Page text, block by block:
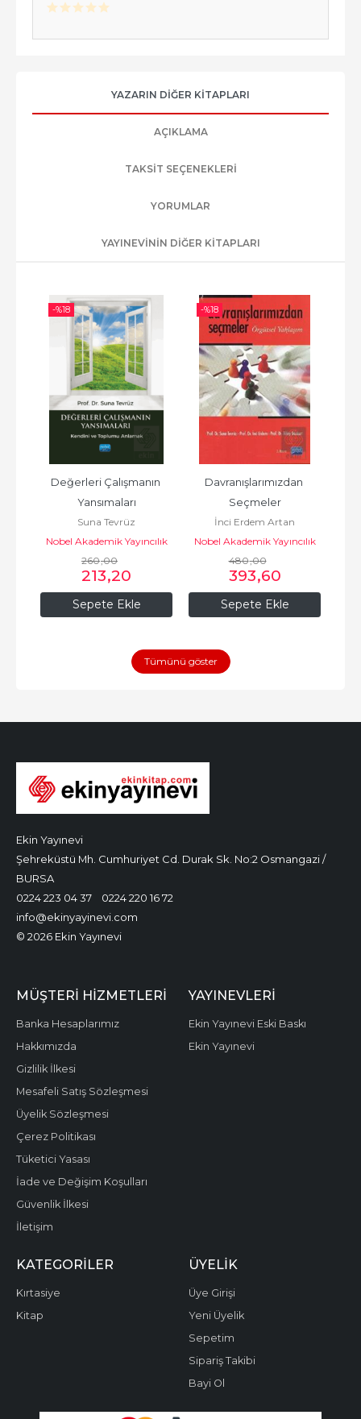
YAZARIN DIĞER KITAPLARI
AÇIKLAMA
TAKSIT SEÇENEKLERI
YORUMLAR
YAYINEVININ DIĞER KITAPLARI
-%18
Sepete Ekle
Değerleri Çalışmanın
Yansımaları
Suna Tevrüz
Nobel Akademik Yayıncılık
260,00
213,20
-%18
Sepete Ekle
Davranışlarımızdan
Seçmeler
İnci Erdem Artan
Nobel Akademik Yayıncılık
480,00
393,60
Tümünü göster
Ekin Yayınevi
Şehreküstü Mh. Cumhuriyet Cd. Durak Sk. No:2 Osmangazi /
BURSA
0224 223 04 37
0224 220 16 72
info@ekinyayinevi.com
© 2026 Ekin Yayınevi
MÜŞTERI HIZMETLERI
Banka Hesaplarımız
Hakkımızda
Gizlilik İlkesi
Mesafeli Satış Sözleşmesi
Üyelik Sözleşmesi
Çerez Politikası
Tüketici Yasası
İade ve Değişim Koşulları
Güvenlik İlkesi
İletişim
YAYINEVLERI
Ekin Yayınevi Eski Baskı
Ekin Yayınevi
KATEGORILER
Kırtasiye
Kitap
ÜYELIK
Üye Girişi
Yeni Üyelik
Sepetim
Sipariş Takibi
Bayi Ol